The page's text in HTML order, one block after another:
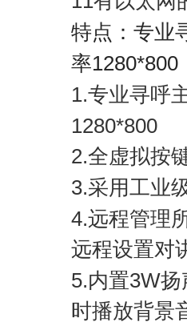
特点：专业
率1280*800
1.专业寻呼
1280*800
2.全虚拟按
3.采用工业
4.远程管理
远程设置对
5.内置3W扬
时播放背景